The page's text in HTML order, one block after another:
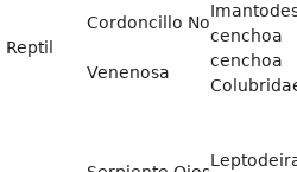
Reptil
Cordoncillo No
Venenosa
cenchoa
cenchoa